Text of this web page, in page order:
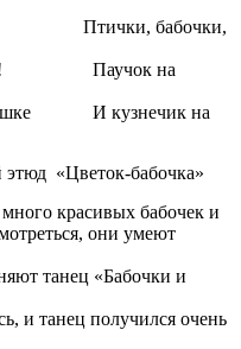
Птички, бабочки,
Паучок на
И кузнечик на
«Цветок-бабочка»
красивых бабочек и
они умеют
танец «Бабочки и
и танец получился очень